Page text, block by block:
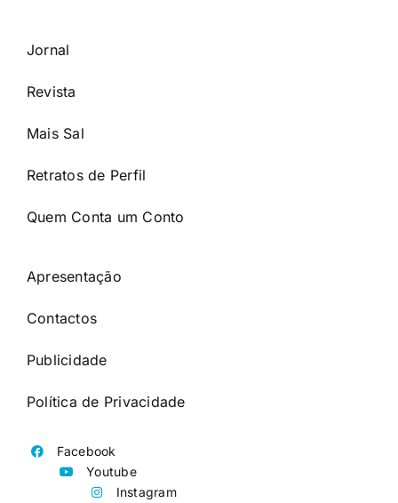
Jornal
Revista
Mais Sal
Retratos de Perfil
Quem Conta um Conto
Apresentação
Contactos
Publicidade
Política de Privacidade
Facebook
Youtube
Instagram